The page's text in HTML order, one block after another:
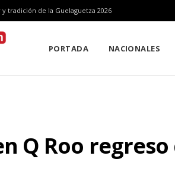
tradición de la Guelaguetza 2026
PORTADA NACIONALES
Q Roo